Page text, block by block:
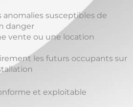
anomalies susceptibles de
danger
vente ou une location
les futurs occupants sur
et exploitable